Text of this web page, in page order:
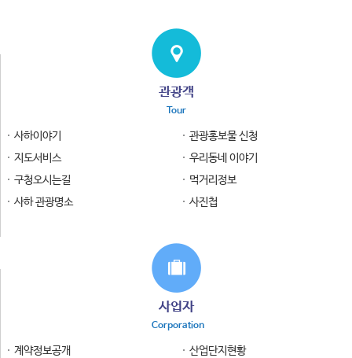
관광객
Tour
사하이야기
관광홍보물 신청
지도서비스
우리동네 이야기
구청오시는길
먹거리정보
사하 관광명소
사진첩
사업자
Corporation
계약정보공개
산업단지현황